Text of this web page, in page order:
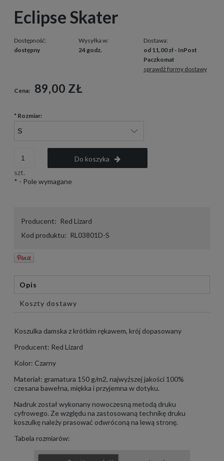
Eclipse Skater
Dostępność:
dostępny
Wysyłka w:
24 godz.
Dostawa:
od 11,00 zł - InPost
Paczkomat
sprawdź formy dostawy
Cena: 89,00 ZŁ
* Rozmiar:
szt.
Do koszyka
* - Pole wymagane
Producent: Red Lizard
Kod produktu: RL03801D-S
Opis
Koszty dostawy
Koszulka damska z krótkim rękawem, krój dopasowany
Producent: Red Lizard
Kolor: Czarny
Materiał: gramatura 150 g/m2, najwyższej jakości 100%
czesana bawełna, miękka i przyjemna w dotyku.
Nadruk został wykonany nowoczesną metodą druku
cyfrowego. Ze względu na zastosowaną technikę druku
koszulkę należy prasować odwróconą na lewą stronę.
Tabela rozmiarów: